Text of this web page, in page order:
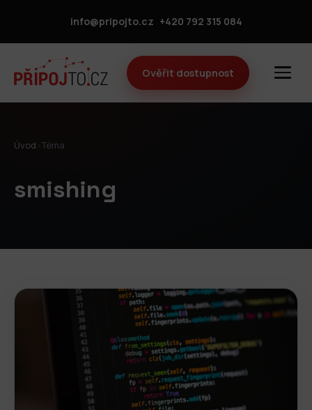
info@pripojto.cz +420 792 315 084
Ověřit dostupnost
Úvod Téma
smishing